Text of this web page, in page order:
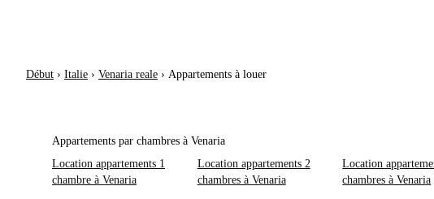
Début › Italie › Venaria reale › Appartements à louer
Appartements par chambres à Venaria
Location appartements 1
chambre à Venaria
Location appartements 2
chambres à Venaria
Location
chambres à Venaria